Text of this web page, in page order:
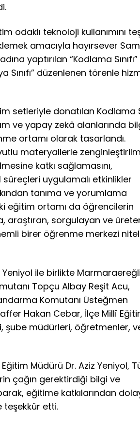
odaklı teknoloji kullanımını
amacıyla hayırsever
yaptırılan “Kodlama
Sınıfı” düzenlenen törenle
setleriyle donatılan Kodlama
ve yapay zekâ alanlarında
ortamı olarak tasarlandı.
materyallerle
katkı sağlamasını,
uygulamalı etkinlikler
tanıma ve yorumlama
eğitim ortamı da öğrencilerin
araştıran, sorgulayan ve
birer öğrenme merkezi
Yeniyol ile birlikte
Topçu Albay Reşit Acu,
Komutanı Üsteğmen
Hakan Cebar, İlçe Millî
şube müdürleri, öğretmenler,
Müdürü Dr. Aziz Yeniyol,
çağın gerektirdiği bilgi ve
eğitime katkılarından
teşekkür etti.